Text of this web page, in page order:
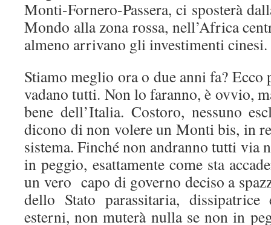
Monti-Fornero-Passera, ci sposterà
Mondo alla zona rossa, nell’Africa
almeno arrivano gli investimenti cinesi.
Stiamo meglio ora o due anni fa? Ecco
vadano tutti. Non lo faranno, è ovvio,
bene dell’Italia. Costoro, nessuno
dicono di non volere un Monti bis, in
sistema. Finché non andranno tutti via
in peggio, esattamente come sta
un vero capo di governo deciso a
dello Stato parassitaria,
esterni, non muterà nulla se non in